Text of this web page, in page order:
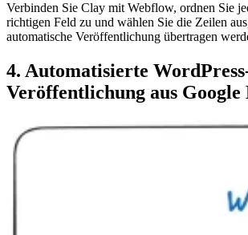
Verbinden Sie Clay mit Webflow, ordnen Sie
richtigen Feld zu und wählen Sie die Zeilen
automatische Veröffentlichung übertragen
4. Automatisierte
Veröffentlichung aus Google